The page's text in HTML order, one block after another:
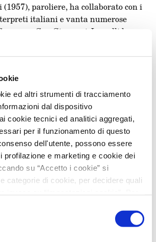
ed altri strumenti di tracciamento
dal dispositivo
cookie tecnici ed analitici aggregati,
per il funzionamento di questo
dell'utente, possono essere
profilazione e marketing e cookie dei
su “Accetto i cookie” si
categorie di cookie, per decidere quali
attraverso il bottone in basso a
il banner o continuando a
paroliere, ha collaborato con i
italiani e vanta numerose
Con Giovanni Jonvalli ha
è paroliere, fotografo ed esperto
pubblicato sulle più prestigiose riviste
Mirco Filistrucchi ha pubblicato per
(2025).
25 Febbraio 2025